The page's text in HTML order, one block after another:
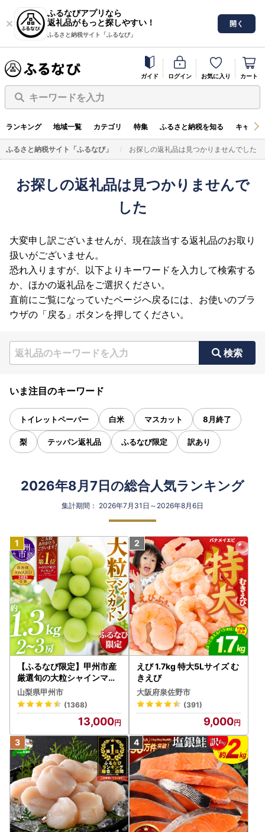
ふるなびアプリなら
返礼品がもっと探しやすい！
ふるさと納税サイト「ふるなび」
開く
ガイド ログイン お気に入り カート
キーワードを入力
ランキング 地域一覧 カテゴリ 特集 ふるさと納税を知る キャン
ふるさと納税サイト「ふるなび」 お探しの返礼品は見つかりませんでした
お探しの返礼品は見つかりませんで
した
大変申し訳ございませんが、現在該当する返礼品のお取り
扱いがございません。
恐れ入りますが、以下よりキーワードを入力して検索する
か、ほかの返礼品をご選択ください。
直前にご覧になっていたページへ戻るには、お使いのブラ
ウザの「戻る」ボタンを押してください。
検索
いま注目のキーワード
トイレットペーパー 白米 マスカット 8月終了
梨 テッパン返礼品 ふるなび限定 訳あり
2026年8月7日の総合人気ランキング
集計期間： 2026年7月31日～2026年8月6日
【ふるなび限定】甲州市産
厳選旬の大粒シャインマス
カット 約1.3kg 2～3房【2
026年発送】（MG）B12-
472 FN-Limited-VO シャ
インマスカット フルーツ
山梨県甲州市
(1368)
13,000
えび 1.7kg 特大5Lサイズ む
きえび
大阪府泉佐野市
(391)
9,000